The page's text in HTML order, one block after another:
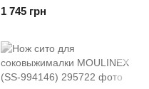
1 745 грн